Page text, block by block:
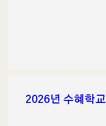
2026년 수혜학교